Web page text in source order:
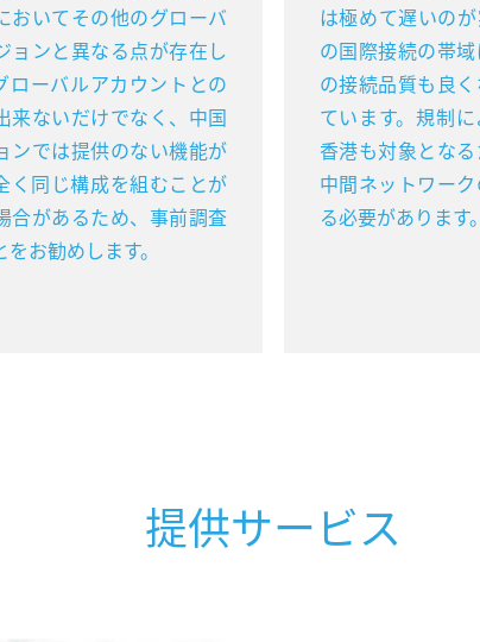
おいてその他のグローバ
ョンと異なる点が存在し
ローバルアカウントとの
来ないだけでなく、中国
ンでは提供のない機能が
く同じ構成を組むことが
合があるため、事前調査
お勧めします。
は極めて遅いの
の国際接続の帯
の接続品質も良
ています。規制
香港も対象とな
中間ネットワー
る必要があります。
提供サービス